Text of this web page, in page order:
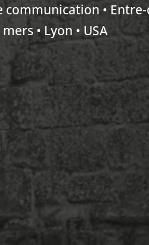
communication •
mers • Lyon • USA